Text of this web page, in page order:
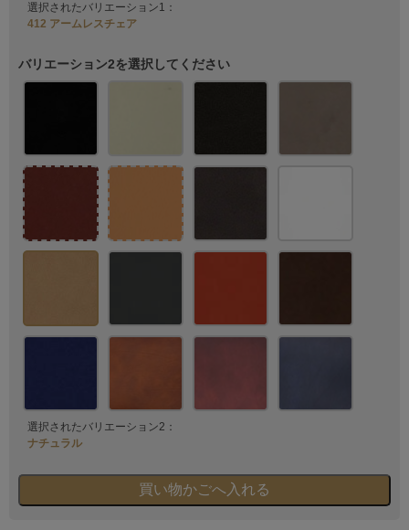
選択されたバリエーション1：
412 アームレスチェア
バリエーション2を選択してください
選択されたバリエーション2：
ナチュラル